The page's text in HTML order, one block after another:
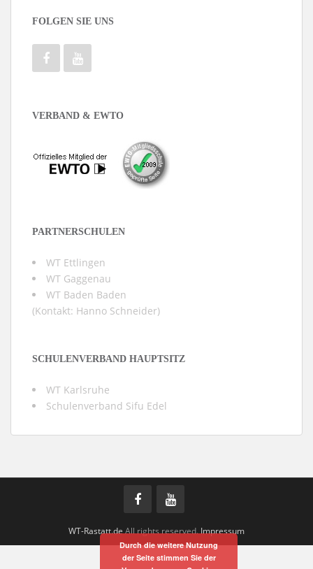
FOLGEN SIE UNS
VERBAND & EWTO
PARTNERSCHULEN
WT Ettlingen
WT Gaggenau
WT Baden Baden
(Kontakt: Hanno Schneider)
SCHULENVERBAND HAUPTSITZ
WT Karlsruhe
Schulenverband Sifu Edel
WT-Rastatt.deAll rights reserved.Impressum
Durch die weitere Nutzung
der Seite stimmen Sie der